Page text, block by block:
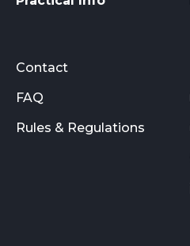
Contact
FAQ
Rules & Regulations